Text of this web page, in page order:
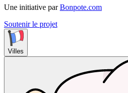
Une initiative par Bonpote.com
Soutenir le projet
Villes